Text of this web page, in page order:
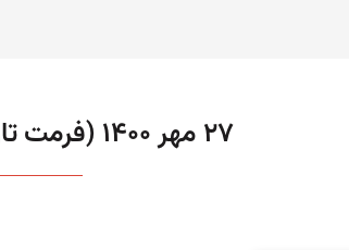
۲۷ مهر ۱۴۰۰ (فرمت تاریخ آرشیو روزانه)